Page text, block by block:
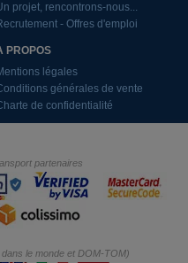
projet, rencontrons-nous...
- Offres d'emploi
PROPOS
légales
générales de vente
de confidentialité
partenaires
le monde et DOM-TOM)